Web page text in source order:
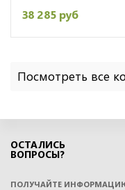
38 285 руб
Посмотреть все
ОСТАЛИСЬ
ВОПРОСЫ?
ПОЛУЧАЙТЕ